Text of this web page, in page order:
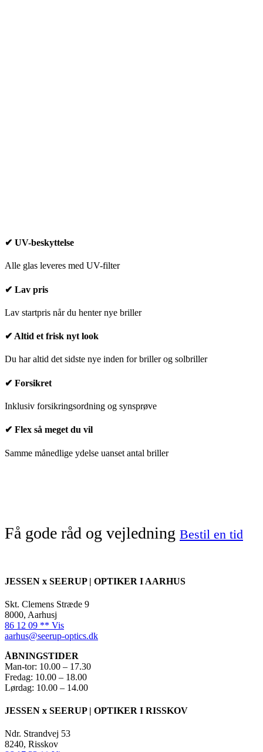
✔ UV-beskyttelse
Alle glas leveres med UV-filter
✔ Lav pris
Lav startpris når du henter nye briller
✔ Altid et frisk nyt look
Du har altid det sidste nye inden for briller og solbriller
✔ Forsikret
Inklusiv forsikringsordning og synsprøve
✔ Flex så meget du vil
Samme månedlige ydelse uanset antal briller
Få gode råd og vejledning Bestil en tid
JESSEN x SEERUP | OPTIKER I AARHUS
Skt. Clemens Stræde 9
8000, Aarhusj
86 12 09 ** Vis
aarhus@seerup-optics.dk
ÅBNINGSTIDER
Man-tor: 10.00 – 17.30
Fredag: 10.00 – 18.00
Lørdag: 10.00 – 14.00
JESSEN x SEERUP | OPTIKER I RISSKOV
Ndr. Strandvej 53
8240, Risskov